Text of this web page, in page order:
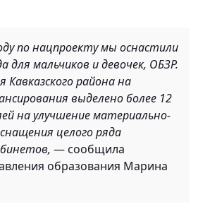
по нацпроекту мы оснастили
для мальчиков и девочек, ОБЗР.
Кавказского района на
выделено более 12
на улучшение материально-
целого ряда
— сообщила
образования Марина